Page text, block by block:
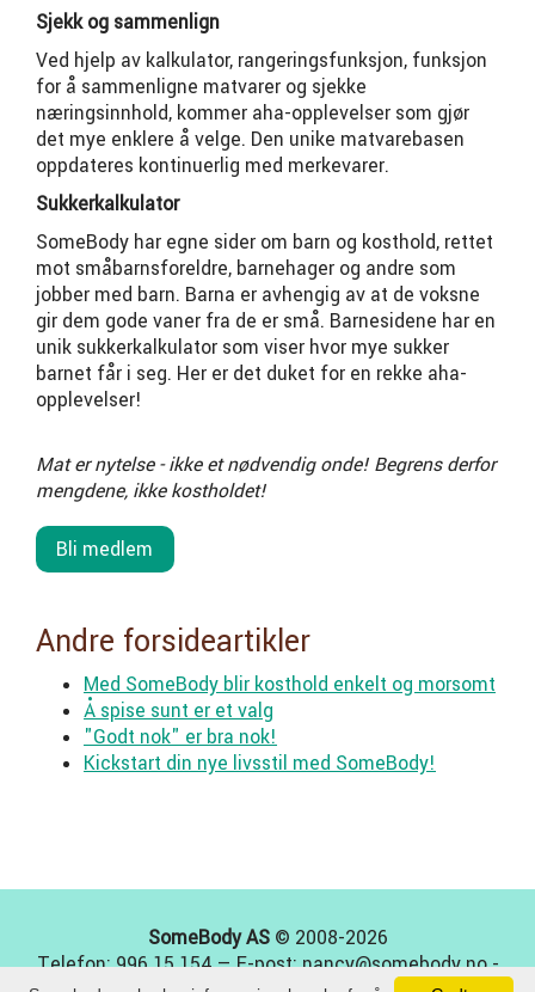
Sjekk og sammenlign
Ved hjelp av kalkulator, rangeringsfunksjon, funksjon
for å sammenligne matvarer og sjekke
næringsinnhold, kommer aha-opplevelser som gjør
det mye enklere å velge. Den unike matvarebasen
oppdateres kontinuerlig med merkevarer.
Sukkerkalkulator
SomeBody har egne sider om barn og kosthold, rettet
mot småbarnsforeldre, barnehager og andre som
jobber med barn. Barna er avhengig av at de voksne
gir dem gode vaner fra de er små. Barnesidene har en
unik sukkerkalkulator som viser hvor mye sukker
barnet får i seg. Her er det duket for en rekke aha-
opplevelser!
Mat er nytelse - ikke et nødvendig onde! Begrens derfor
mengdene, ikke kostholdet!
Bli medlem
Andre forsideartikler
Med SomeBody blir kosthold enkelt og morsomt
Å spise sunt er et valg
"Godt nok" er bra nok!
Kickstart din nye livsstil med SomeBody!
SomeBody AS© 2008-2026
Telefon: 996 15 154 — E-post: nancy@somebody.no -